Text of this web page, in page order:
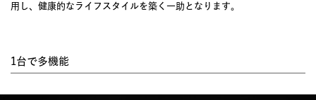
用し、健康的なライフスタイルを築く一助となります。
1台で多機能